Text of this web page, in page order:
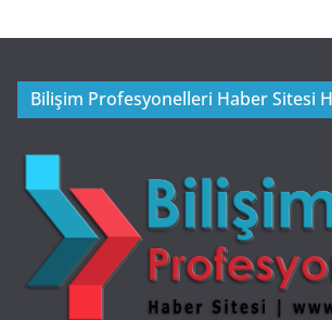
Bilişim Profesyonelleri Haber Sitesi